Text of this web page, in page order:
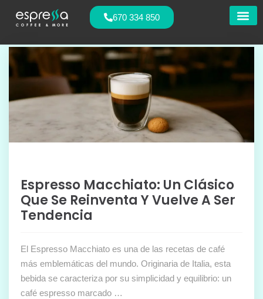
670 334 850
Espresso Macchiato: Un Clásico
Que Se Reinventa Y Vuelve A Ser
Tendencia
El Espresso Macchiato es una de las recetas de café
más emblemáticas del mundo. Originaria de Italia, esta
bebida se caracteriza por su simplicidad y equilibrio: un
café espresso marcado …